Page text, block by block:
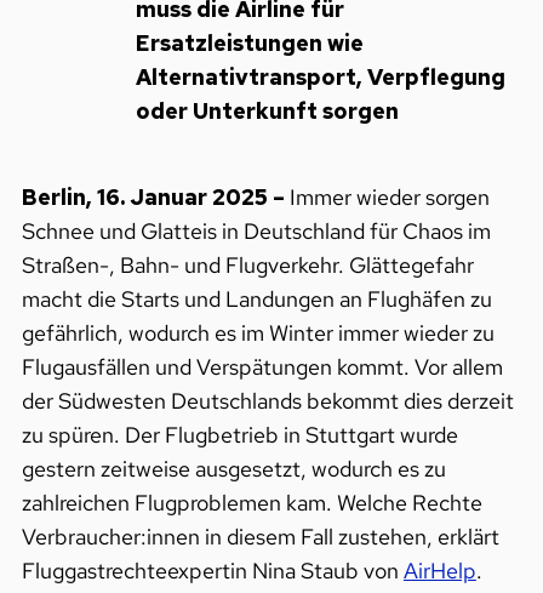
muss die Airline für
Ersatzleistungen wie
Alternativtransport, Verpflegung
oder Unterkunft sorgen
Berlin, 16. Januar 2025 – Immer wieder sorgen
Schnee und Glatteis in Deutschland für Chaos im
Straßen-, Bahn- und Flugverkehr. Glättegefahr
macht die Starts und Landungen an Flughäfen zu
gefährlich, wodurch es im Winter immer wieder zu
Flugausfällen und Verspätungen kommt. Vor allem
der Südwesten Deutschlands bekommt dies derzeit
zu spüren. Der Flugbetrieb in Stuttgart wurde
gestern zeitweise ausgesetzt, wodurch es zu
zahlreichen Flugproblemen kam. Welche Rechte
Verbraucher:innen in diesem Fall zustehen, erklärt
Fluggastrechteexpertin Nina Staub von AirHelp.